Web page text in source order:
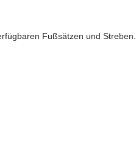
Fußsätzen und Streben.